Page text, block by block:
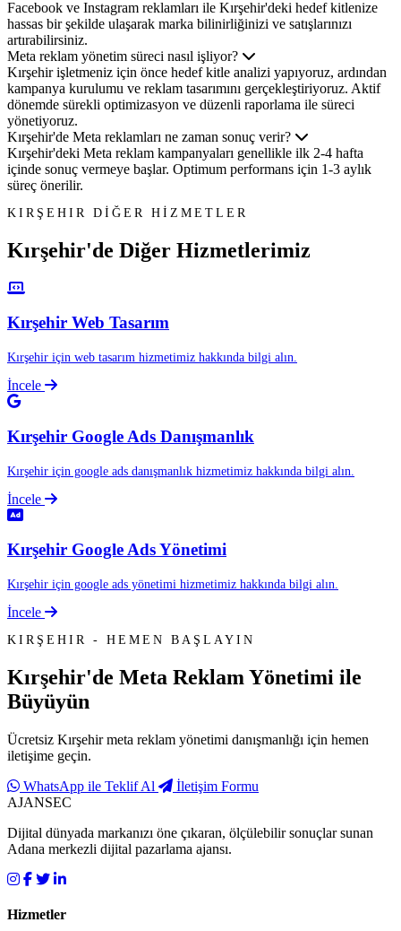
Facebook ve Instagram reklamları ile Kırşehir'deki hedef kitlenize
hassas bir şekilde ulaşarak marka bilinirliğinizi ve satışlarınızı
artırabilirsiniz.
Meta reklam yönetim süreci nasıl işliyor?
Kırşehir işletmeniz için önce hedef kitle analizi yapıyoruz, ardından
kampanya kurulumu ve reklam tasarımını gerçekleştiriyoruz. Aktif
dönemde sürekli optimizasyon ve düzenli raporlama ile süreci
yönetiyoruz.
Kırşehir'de Meta reklamları ne zaman sonuç verir?
Kırşehir'deki Meta reklam kampanyaları genellikle ilk 2-4 hafta
içinde sonuç vermeye başlar. Optimum performans için 1-3 aylık
süreç önerilir.
KIRŞEHIR DİĞER HİZMETLER
Kırşehir'de Diğer Hizmetlerimiz
Kırşehir Web Tasarım
Kırşehir için web tasarım hizmetimiz hakkında bilgi alın.
İncele
Kırşehir Google Ads Danışmanlık
Kırşehir için google ads danışmanlık hizmetimiz hakkında bilgi alın.
İncele
Kırşehir Google Ads Yönetimi
Kırşehir için google ads yönetimi hizmetimiz hakkında bilgi alın.
İncele
KIRŞEHIR - HEMEN BAŞLAYIN
Kırşehir'de Meta Reklam Yönetimi ile
Büyüyün
Ücretsiz Kırşehir meta reklam yönetimi danışmanlığı için hemen
iletişime geçin.
WhatsApp ile Teklif Al
İletişim Formu
AJANSEC
Dijital dünyada markanızı öne çıkaran, ölçülebilir sonuçlar sunan
Adana merkezli dijital pazarlama ajansı.
Hizmetler